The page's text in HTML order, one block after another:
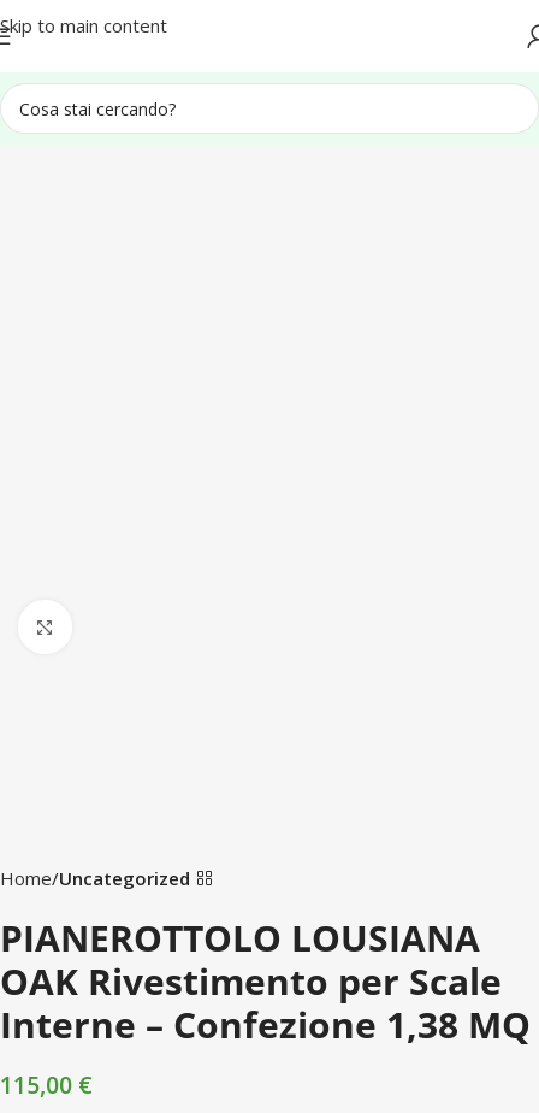
Skip to main content
Home Uncategorized
PIANEROTTOLO LOUSIANA
OAK Rivestimento per Scale
Interne – Confezione 1,38 MQ
115,00 €